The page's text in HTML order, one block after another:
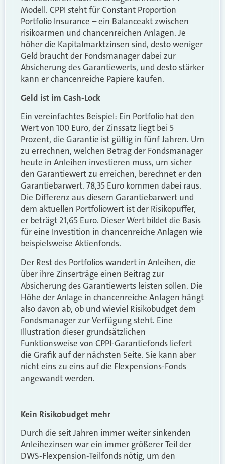
Modell. CPPI steht für Constant Proportion
Portfolio Insurance – ein Balanceakt zwischen
risikoarmen und chancenreichen Anlagen. Je
höher die Kapitalmarktzinsen sind, desto weniger
Geld braucht der Fondsmanager dabei zur
Absicherung des Garantiewerts, und desto stärker
kann er chancenreiche Papiere kaufen.
Geld ist im Cash-Lock
Ein vereinfachtes Beispiel: Ein Portfolio hat den
Wert von 100 Euro, der Zinssatz liegt bei 5
Prozent, die Garantie ist gültig in fünf Jahren. Um
zu errechnen, welchen Betrag der Fondsmanager
heute in Anleihen investieren muss, um sicher
den Garantiewert zu erreichen, berechnet er den
Garantiebarwert. 78,35 Euro kommen dabei raus.
Die Differenz aus diesem Garantiebarwert und
dem aktuellen Portfoliowert ist der Risikopuffer,
er beträgt 21,65 Euro. Dieser Wert bildet die Basis
für eine Investition in chancenreiche Anlagen wie
beispielsweise Aktienfonds.
Der Rest des Portfolios wandert in Anleihen, die
über ihre Zinserträge einen Beitrag zur
Absicherung des Garantiewerts leisten sollen. Die
Höhe der Anlage in chancenreiche Anlagen hängt
also davon ab, ob und wieviel Risikobudget dem
Fondsmanager zur Verfügung steht. Eine
Illustration dieser grundsätzlichen
Funktionsweise von CPPI-Garantiefonds liefert
die Grafik auf der nächsten Seite. Sie kann aber
nicht eins zu eins auf die Flexpensions-Fonds
angewandt werden.
Kein Risikobudget mehr
Durch die seit Jahren immer weiter sinkenden
Anleihezinsen war ein immer größerer Teil der
DWS-Flexpension-Teilfonds nötig, um den